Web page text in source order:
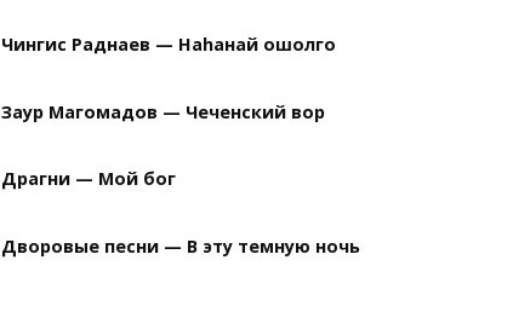
Чингис Раднаев — Наhанай ошолго
Заур Магомадов — Чеченский вор
Драгни — Мой бог
Дворовые песни — В эту темную ночь